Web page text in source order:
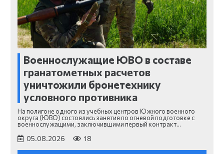
Военнослужащие ЮВО в составе
гранатометных расчетов
уничтожили бронетехнику
условного противника
На полигоне одного из учебных центров Южного военного
округа (ЮВО) состоялись занятия по огневой подготовке с
военнослужащими, заключившими первый контракт…
05.08.2026 18